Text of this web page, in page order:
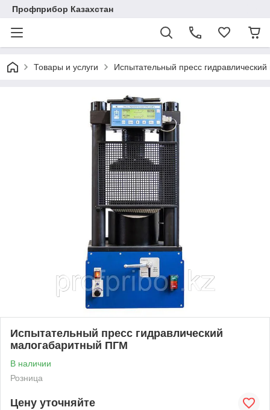
Профприбор Казахстан
Товары и услуги Испытательный пресс
Испытательный пресс гидравлический
малогабаритный ПГМ
В наличии
Розница
Цену уточняйте